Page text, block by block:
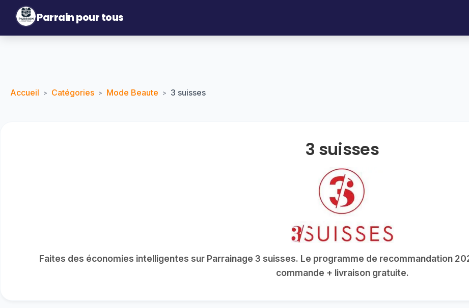
Parrain pour tous
Accueil > Catégories > Mode Beaute > 3 suisses
3 suisses
Faites des économies intelligentes sur Parrainage 3 suisses. Le programme de recommandation
commande + livraison gratuite.